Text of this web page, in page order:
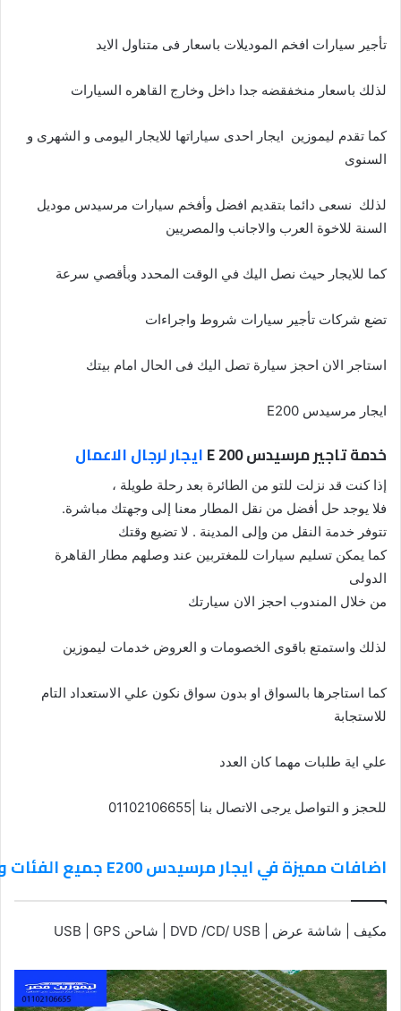
تأجير سيارات افخم الموديلات باسعار فى متناول الايد
لذلك باسعار منخفقضه جدا داخل وخارج القاهره السيارات
كما تقدم ليموزين ايجار احدى سياراتها للايجار اليومى و الشهرى و
السنوى
لذلك نسعى دائما بتقديم افضل وأفخم سيارات مرسيدس موديل
السنة للاخوة العرب والاجانب والمصريين
كما للايجار حيث نصل اليك في الوقت المحدد وبأقصي سرعة
تضع شركات تأجير سيارات شروط واجراءات
استاجر الان احجز سيارة تصل اليك فى الحال امام بيتك
ايجار مرسيدس E200
خدمة تاجير مرسيدس E 200 ايجار لرجال الاعمال
إذا كنت قد نزلت للتو من الطائرة بعد رحلة طويلة ،
فلا يوجد حل أفضل من نقل المطار معنا إلى وجهتك مباشرة.
تتوفر خدمة النقل من وإلى المدينة . لا تضيع وقتك
كما يمكن تسليم سيارات للمغتربين عند وصلهم مطار القاهرة
الدولى
من خلال المندوب احجز الان سيارتك
لذلك واستمتع باقوى الخصومات و العروض خدمات ليموزين
كما استاجرها بالسواق او بدون سواق نكون علي الاستعداد التام
للاستجابة
علي اية طلبات مهما كان العدد
للحجز و التواصل يرجى الاتصال بنا |01102106655
اضافات مميزة في ايجار مرسيدس E200 جميع الفئات و الطرازات _ 01102106655
مكيف | شاشة عرض | DVD /CD/ USB | شاحن USB | GPS